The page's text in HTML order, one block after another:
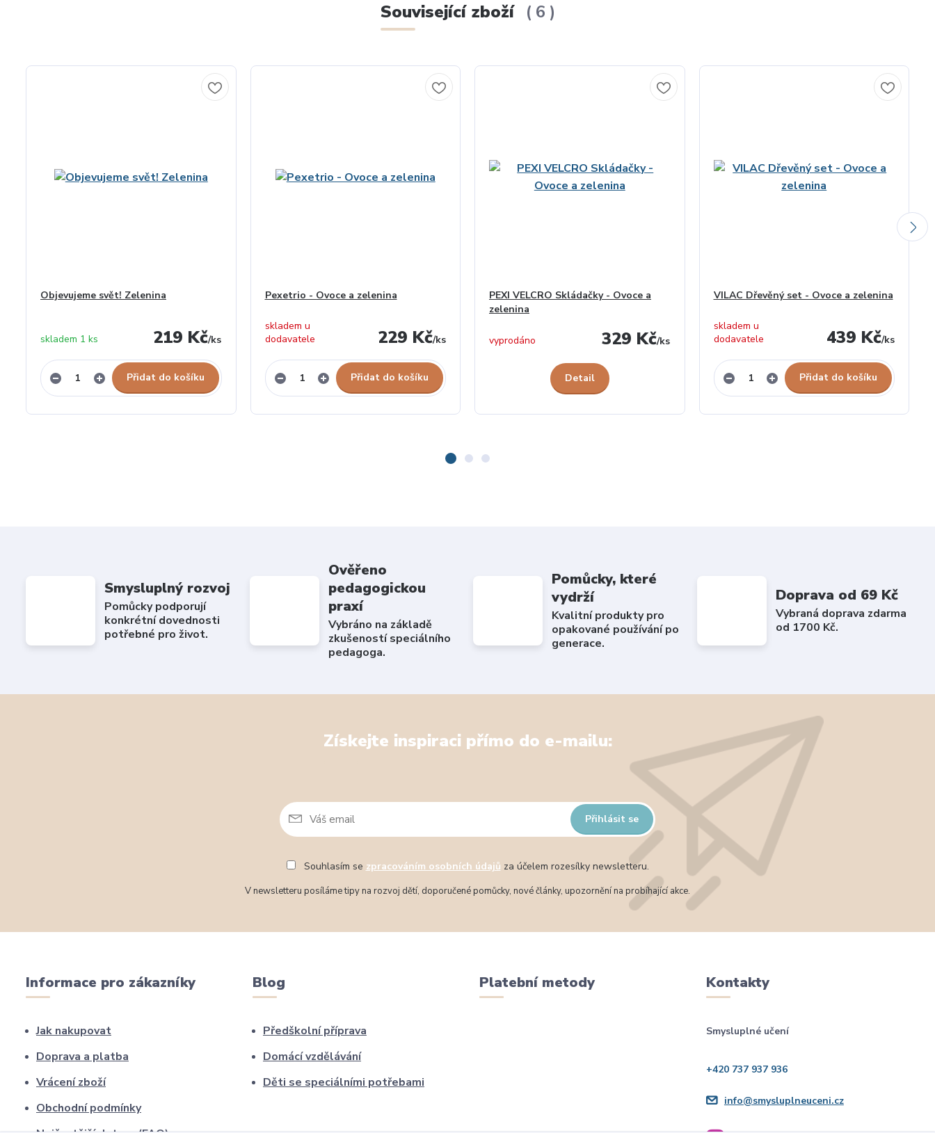
Související zboží 6
Objevujeme svět! Zelenina
219 Kč/ks
skladem 1 ks
Přidat do košíku
Pexetrio - Ovoce a zelenina
229 Kč/ks
skladem u
dodavatele
Přidat do košíku
PEXI VELCRO Skládačky - Ovoce a
zelenina
329 Kč/ks
vyprodáno
Detail
VILAC Dřevěný set - Ovoce a zelenina
439 Kč/ks
skladem u
dodavatele
Přidat do košíku
Smysluplný rozvoj
Pomůcky podporují
konkrétní dovednosti
potřebné pro život.
Ověřeno
pedagogickou
praxí
Vybráno na základě
zkušeností speciálního
pedagoga.
Pomůcky, které
vydrží
Kvalitní produkty pro
opakované používání po
generace.
Doprava od 69 Kč
Vybraná doprava zdarma
od 1700 Kč.
Získejte inspiraci přímo do e-mailu:
Přihlásit se
Souhlasím se zpracováním osobních údajů za účelem rozesílky newsletteru.
V newsletteru posíláme tipy na rozvoj dětí, doporučené pomůcky, nové články, upozornění na probíhající akce.
Informace pro zákazníky
Jak nakupovat
Doprava a platba
Vrácení zboží
Obchodní podmínky
Nejčastější dotazy (FAQ)
Blog
Předškolní příprava
Domácí vzdělávání
Děti se speciálními potřebami
Platební metody Kontakty
Smysluplné učení
+420 737 937 936
info@smysluplneuceni.cz